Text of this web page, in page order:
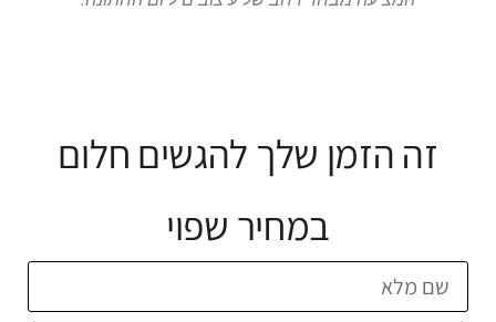
זה הזמן שלך להגשים חלום
במחיר שפוי